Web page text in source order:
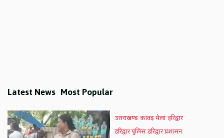
Latest News Most Popular
उत्तराखण्ड कावड़ मेला हरिद्वार
हरिद्वार पुलिस हरिद्वार प्रशासन